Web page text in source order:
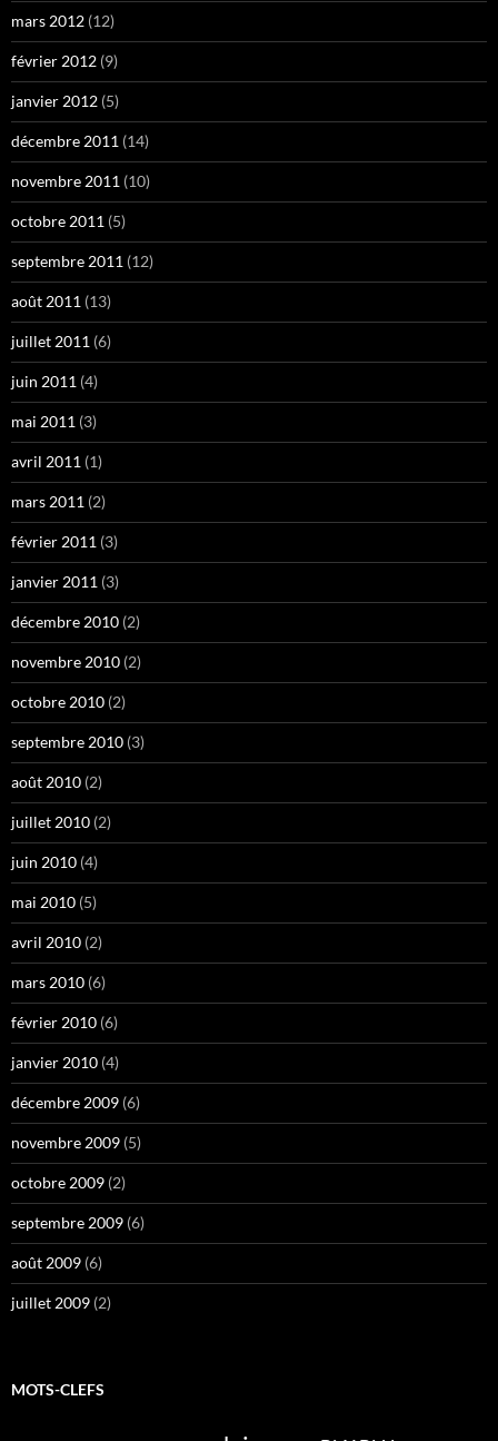
mars 2012 (12)
février 2012 (9)
janvier 2012 (5)
décembre 2011 (14)
novembre 2011 (10)
octobre 2011 (5)
septembre 2011 (12)
août 2011 (13)
juillet 2011 (6)
juin 2011 (4)
mai 2011 (3)
avril 2011 (1)
mars 2011 (2)
février 2011 (3)
janvier 2011 (3)
décembre 2010 (2)
novembre 2010 (2)
octobre 2010 (2)
septembre 2010 (3)
août 2010 (2)
juillet 2010 (2)
juin 2010 (4)
mai 2010 (5)
avril 2010 (2)
mars 2010 (6)
février 2010 (6)
janvier 2010 (4)
décembre 2009 (6)
novembre 2009 (5)
octobre 2009 (2)
septembre 2009 (6)
août 2009 (6)
juillet 2009 (2)
MOTS-CLEFS